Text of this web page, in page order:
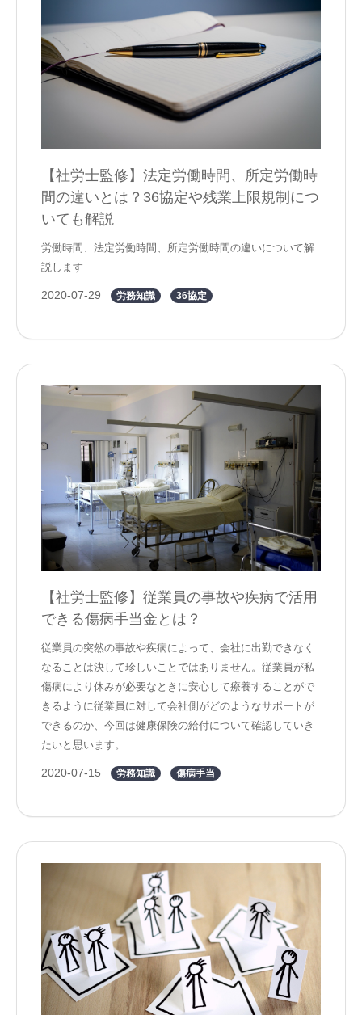
【社労士監修】法定労働時間、所定労働時
間の違いとは？36協定や残業上限規制につ
いても解説
労働時間、法定労働時間、所定労働時間の違いについて解
説します
2020-07-29 労務知識 36協定
【社労士監修】従業員の事故や疾病で活用
できる傷病手当金とは？
従業員の突然の事故や疾病によって、会社に出勤できなく
なることは決して珍しいことではありません。従業員が私
傷病により休みが必要なときに安心して療養することがで
きるように従業員に対して会社側がどのようなサポートが
できるのか、今回は健康保険の給付について確認していき
たいと思います。
2020-07-15 労務知識 傷病手当